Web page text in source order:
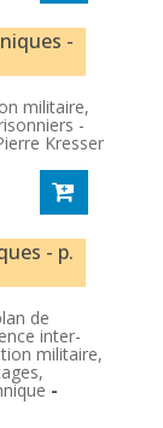
-
militaire,
-
Kresser
- p.
de
inter-
militaire,
-